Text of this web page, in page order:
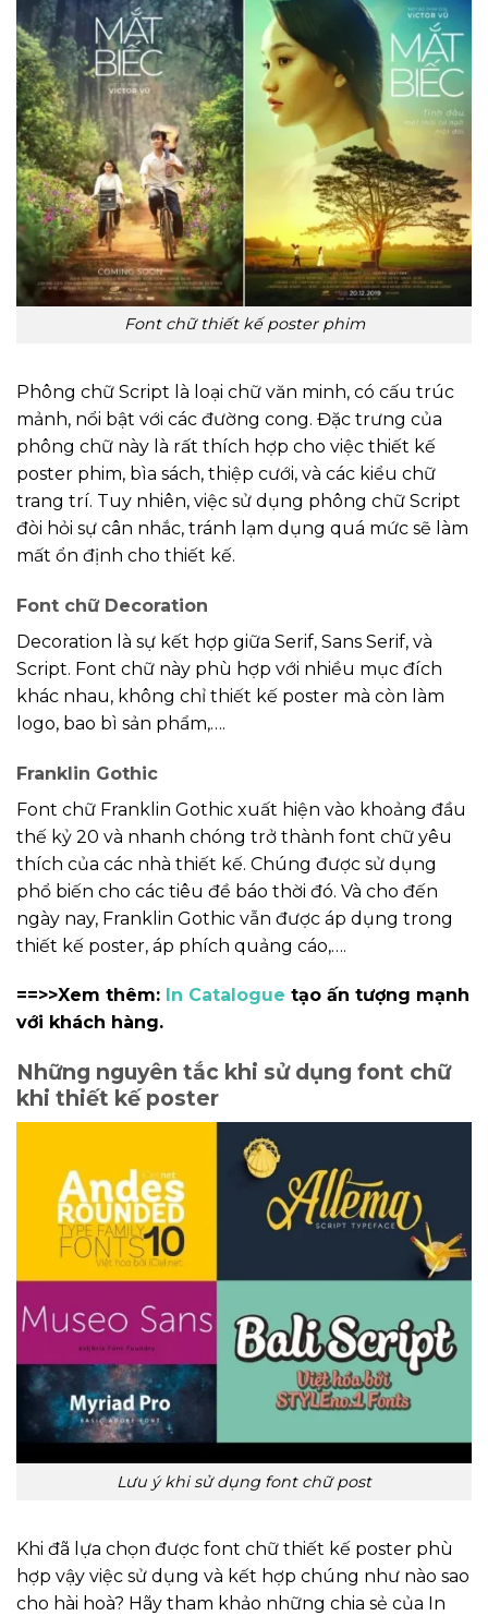
Font chữ thiết kế poster phim
Phông chữ Script là loại chữ văn minh, có cấu trúc
mảnh, nổi bật với các đường cong. Đặc trưng của
phông chữ này là rất thích hợp cho việc thiết kế
poster phim, bìa sách, thiệp cưới, và các kiểu chữ
trang trí. Tuy nhiên, việc sử dụng phông chữ Script
đòi hỏi sự cân nhắc, tránh lạm dụng quá mức sẽ làm
mất ổn định cho thiết kế.
Font chữ Decoration
Decoration là sự kết hợp giữa Serif, Sans Serif, và
Script. Font chữ này phù hợp với nhiều mục đích
khác nhau, không chỉ thiết kế poster mà còn làm
logo, bao bì sản phẩm,….
Franklin Gothic
Font chữ Franklin Gothic xuất hiện vào khoảng đầu
thế kỷ 20 và nhanh chóng trở thành font chữ yêu
thích của các nhà thiết kế. Chúng được sử dụng
phổ biến cho các tiêu đề báo thời đó. Và cho đến
ngày nay, Franklin Gothic vẫn được áp dụng trong
thiết kế poster, áp phích quảng cáo,….
==>>Xem thêm: In Catalogue tạo ấn tượng mạnh
với khách hàng.
Những nguyên tắc khi sử dụng font chữ
khi thiết kế poster
Lưu ý khi sử dụng font chữ post
Khi đã lựa chọn được font chữ thiết kế poster phù
hợp vậy việc sử dụng và kết hợp chúng như nào sao
cho hài hoà? Hãy tham khảo những chia sẻ của In